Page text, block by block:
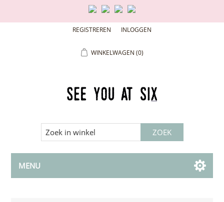
REGISTREREN INLOGGEN
WINKELWAGEN (0)
MENU